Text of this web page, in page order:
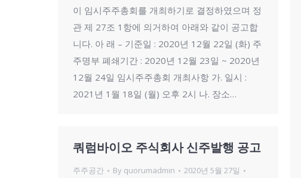
이 임시주주총회를 개최하기로 결정하였으며 정
관 제 27조 1항에 의거하여 아래와 같이 공고합
니다. 아 래 – 기준일 : 2020년 12월 22일 (화) 주
주명부 폐쇄기간 : 2020년 12월 23일 ~ 2020년
12월 24일 임시주주총회 개최사항 가. 일시 :
2021년 1월 18일 (월) 오후 2시 나. 장소…
쿼럼바이오 주식회사 신주발행 공고
주주공간 By quorumadmin
2020년 5월 27일